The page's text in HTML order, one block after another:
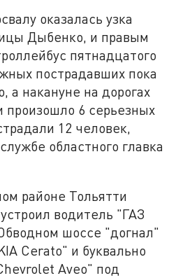
оказалась узка
Дыбенко, и правым
пятнадцатого
пострадавших пока
а накануне на дорогах
произошло 6 серьезных
12 человек,
областного главка
районе Тольятти
водитель "ГАЗ
шоссе "догнал"
Cerato" и буквально
Aveo" под